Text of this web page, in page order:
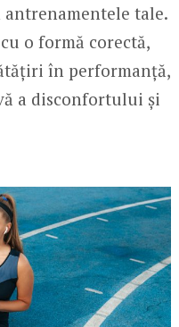
tale.
o formă corectă,
în performanță,
a disconfortului și